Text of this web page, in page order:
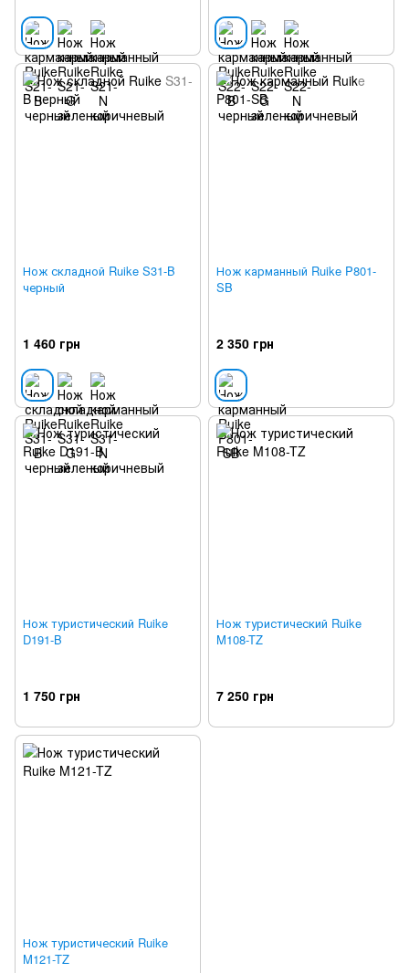
Нож складной Ruike S31-B
черный
1 460 грн
Нож карманный Ruike P801-
SB
2 350 грн
Нож туристический Ruike
D191-B
1 750 грн
Нож туристический Ruike
M108-TZ
7 250 грн
Нож туристический Ruike
M121-TZ